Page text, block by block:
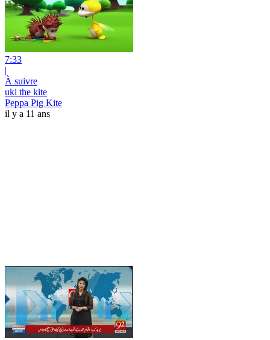
7:33
|
À suivre
uki the kite
Peppa Pig Kite
il y a 11 ans